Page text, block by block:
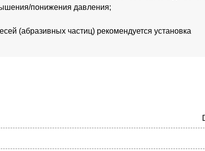
понижения давления;
(абразивных частиц) рекомендуется установка